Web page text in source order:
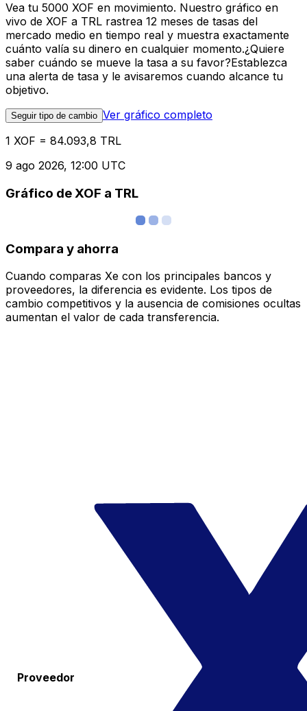
Vea tu 5000 XOF en movimiento. Nuestro gráfico en
vivo de XOF a TRL rastrea 12 meses de tasas del
mercado medio en tiempo real y muestra exactamente
cuánto valía su dinero en cualquier momento.¿Quiere
saber cuándo se mueve la tasa a su favor?Establezca
una alerta de tasa y le avisaremos cuando alcance tu
objetivo.
Seguir tipo de cambio Ver gráfico completo
1 XOF = 84.093,8 TRL
9 ago 2026, 12:00 UTC
Gráfico de XOF a TRL
Compara y ahorra
Cuando comparas Xe con los principales bancos y
proveedores, la diferencia es evidente. Los tipos de
cambio competitivos y la ausencia de comisiones ocultas
aumentan el valor de cada transferencia.
Proveedor